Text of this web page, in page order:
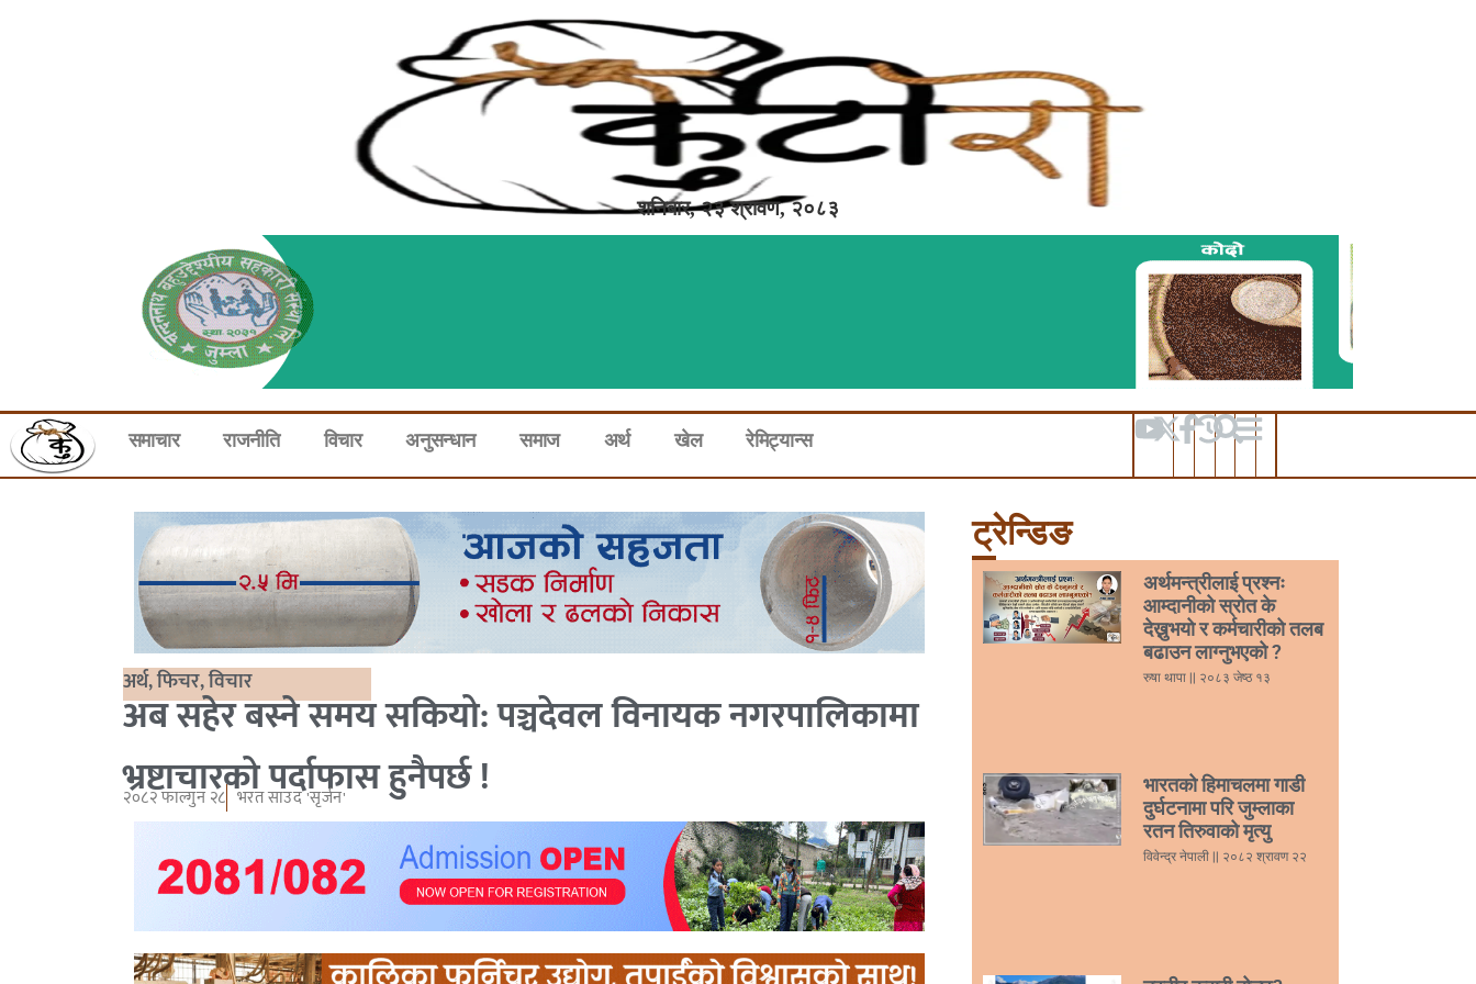
शनिबार, २३ श्रावण, २०८३
समाचार राजनीति विचार अनुसन्धान समाज अर्थ खेल रेमिट्यान्स
अर्थ,फिचर,विचार
अब सहेर बस्ने समय सकियो: पञ्चदेवल विनायक नगरपालिकामा
भ्रष्टाचारको पर्दाफास हुनैपर्छ !
२०८२ फाल्गुन २८ भरत साउद 'सृर्जन'
ट्रेन्डिङ
अर्थमन्त्रीलाई प्रश्नः
आम्दानीको स्रोत के
देख्नुभयो र कर्मचारीको तलब
बढाउन लाग्नुभएको ?
रुषा थापा २०८३ जेष्ठ १३
भारतको हिमाचलमा गाडी
दुर्घटनामा परि जुम्लाका
रतन तिरुवाको मृत्यु
विवेन्द्र नेपाली २०८२ श्रावण २२